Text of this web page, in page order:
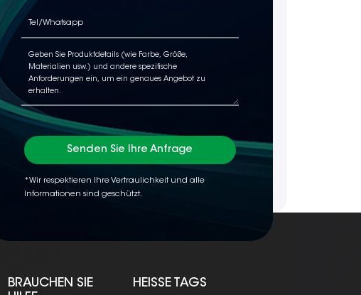
Senden Sie Ihre Anfrage
*Wir respektieren Ihre Vertraulichkeit und alle
Informationen sind geschützt.
BRAUCHEN SIE
HEISSE TAGS